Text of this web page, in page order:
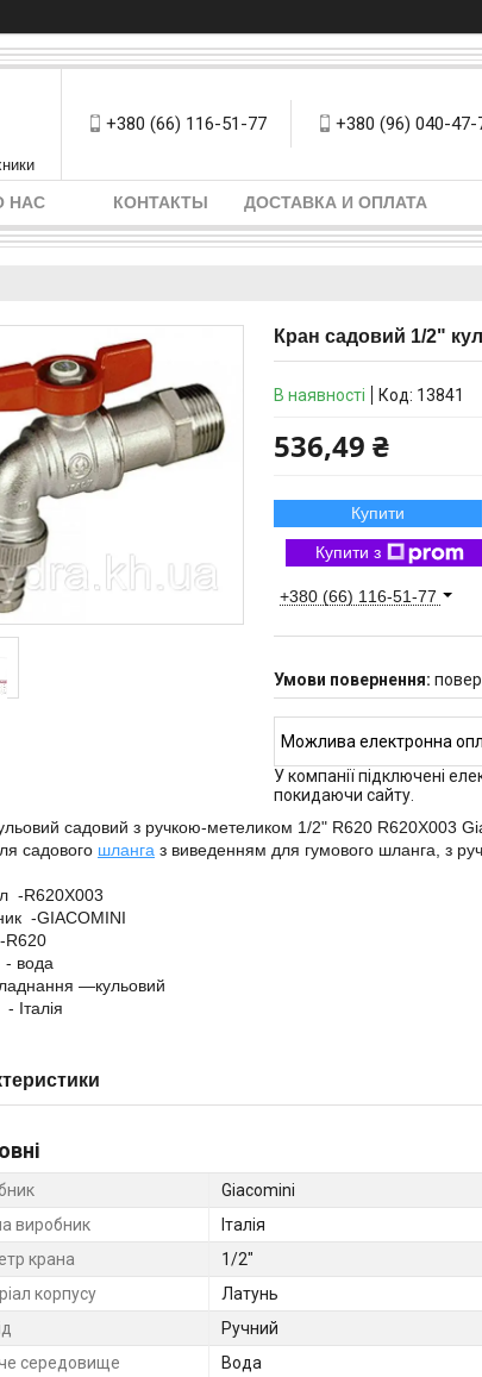
+380 (66) 116-51-77 +380 (96) 040-47-
НАС КОНТАКТЫ ДОСТАВКА И ОПЛАТА
Кран садовий 1/2"
В наявності Код: 13841
536,49 ₴
Купити
Купити з
+380 (66) 116-51-77
У компанії підключені
покидаючи сайту.
садовий з ручкою-метеликом 1/2" R620 R620X003
садового шланга з виведенням для гумового шланга, з
-R620X003
-GIACOMINI
R620
вода
—кульовий
Італія
Giacomini
виробник
Італія
крана
1/2"
корпусу
Латунь
Ручний
середовище
Вода